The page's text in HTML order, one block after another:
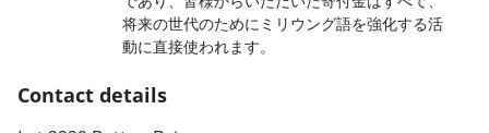
将来の世代のためにミリウング語を強化する活
動に直接使われます。
Contact details